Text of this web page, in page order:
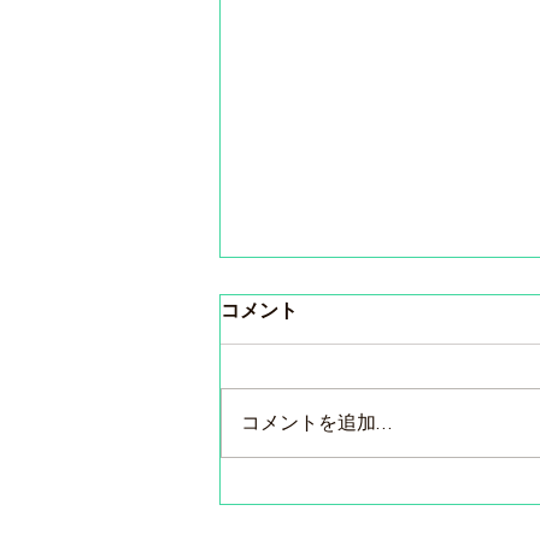
東京・ピコルーズ＆サンフォ
コメント
コメントを追加…